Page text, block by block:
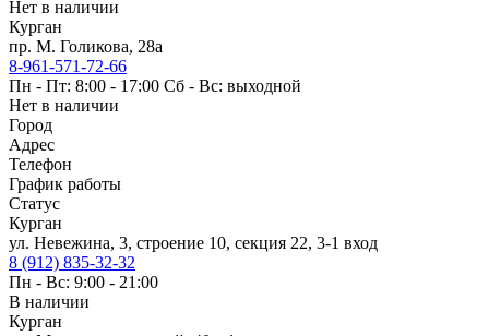
Нет в наличии
Курган
пр. М. Голикова, 28а
8-961-571-72-66
Пн - Пт: 8:00 - 17:00 Сб - Вс: выходной
Нет в наличии
Город
Адрес
Телефон
График работы
Статус
Курган
ул. Невежина, 3, строение 10, секция 22, 3-1 вход
8 (912) 835-32-32
Пн - Вс: 9:00 - 21:00
В наличии
Курган